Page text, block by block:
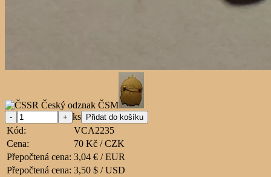
ks
Kód:
VCA2235
Cena:
70 Kč / CZK
Přepočtená cena: 3,04 € / EUR
Přepočtená cena: 3,50 $ / USD